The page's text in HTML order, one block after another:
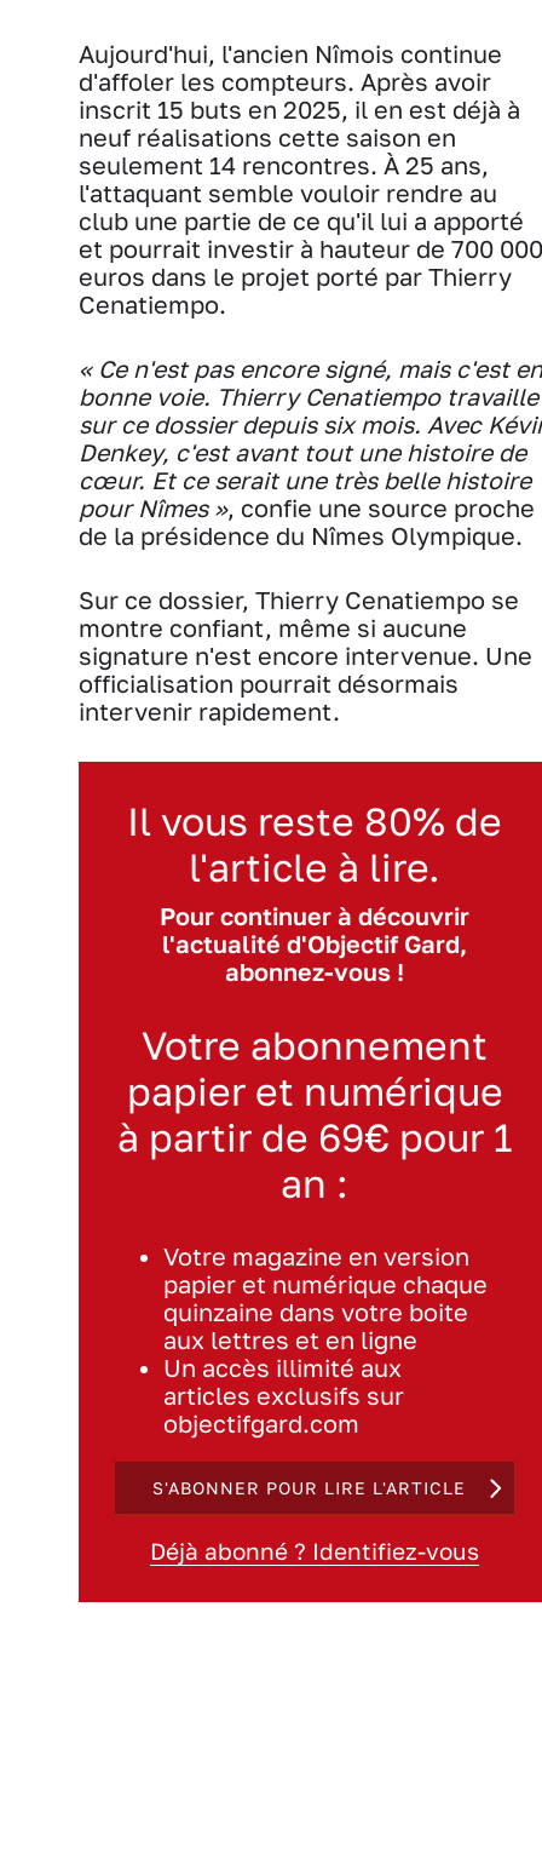
Aujourd'hui, l'ancien Nîmois continue
d'affoler les compteurs. Après avoir
inscrit 15 buts en 2025, il en est déjà à
neuf réalisations cette saison en
seulement 14 rencontres. À 25 ans,
l'attaquant semble vouloir rendre au
club une partie de ce qu'il lui a apporté
et pourrait investir à hauteur de 700 000
euros dans le projet porté par Thierry
Cenatiempo.
« Ce n'est pas encore signé, mais c'est en
bonne voie. Thierry Cenatiempo travaille
sur ce dossier depuis six mois. Avec
Denkey, c'est avant tout une histoire de
cœur. Et ce serait une très belle histoire
pour Nîmes », confie une source proche
de la présidence du Nîmes Olympique.
Sur ce dossier, Thierry Cenatiempo se
montre confiant, même si aucune
signature n'est encore intervenue. Une
officialisation pourrait désormais
intervenir rapidement.
Il vous reste 80% de
l'article à lire.
Pour continuer à découvrir
l'actualité d'Objectif Gard,
abonnez-vous !
Votre abonnement
papier et numérique
à partir de 69€ pour 1
an :
Votre magazine en version
papier et numérique chaque
quinzaine dans votre boite
aux lettres et en ligne
Un accès illimité aux
articles exclusifs sur
objectifgard.com
S'ABONNER POUR LIRE L'ARTICLE
Déjà abonné ? Identifiez-vous